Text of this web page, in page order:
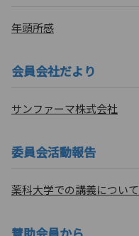
年頭所感
会員会社だより
サンファーマ株式会社
委員会活動報告
薬科大学での講義について